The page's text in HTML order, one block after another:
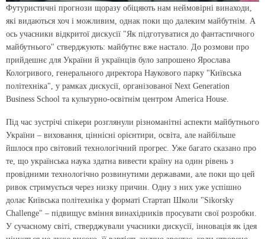
Футуристичні прогнози щоразу обіцяють нам неймовірні винаходи,
які видаються хоч і можливим, однак поки що далеким майбутнім. А
ось учасники відкритої дискусії "Як підготуватися до фантастичного
майбутнього" стверджують: майбутнє вже настало. До розмови про
прийдешнє для України й українців було запрошено Ярослава
Кологривого, генерального директора Наукового парку "Київська
політехніка", у рамках дискусії, організованої Next Generation
Business School та культурно-освітнім центром America House.
Під час зустрічі спікери розглянули різноманітні аспекти майбутнього
України – виховання, ціннісні орієнтири, освіта, але найбільше
йшлося про світовий технологічний прогрес. Уже багато сказано про
те, що українська наука здатна вивести країну на один рівень з
провідними технологічно розвинутими державами, але поки що цей
ривок стримується через низку причин. Одну з них уже успішно
долає Київська політехніка у форматі Стартап Школи "Sikorsky
Challenge" – підвищує вміння винахідників просувати свої розробки.
У сучасному світі, стверджували учасники дискусії, інновація як ідея